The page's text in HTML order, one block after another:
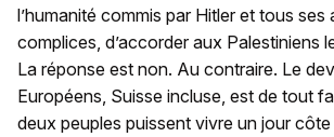
l’humanité commis par Hitler et tous ses
complices, d’accorder aux Palestiniens
La réponse est non. Au contraire. Le
Européens, Suisse incluse, est de tout
deux peuples puissent vivre un jour